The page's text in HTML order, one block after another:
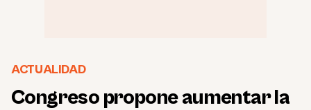
ACTUALIDAD
Congreso propone aumentar la